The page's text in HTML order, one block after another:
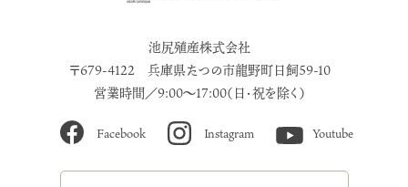
池尻殖産株式会社
〒679-4122 兵庫県たつの市龍野町日飼59-10
営業時間／9:00～17:00（日・祝を除く）
Facebook Instagram Youtube